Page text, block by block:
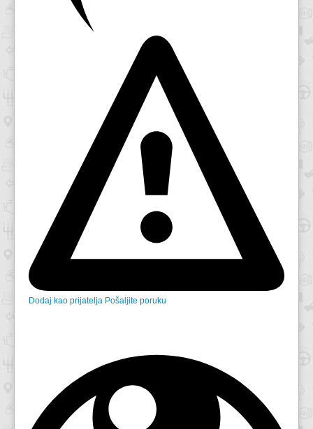
Dodaj kao prijatelja Pošaljite poruku